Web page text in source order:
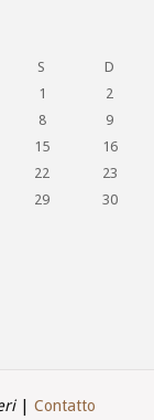
S
D
1
2
8
9
15
16
22
23
29
30
| Contatto